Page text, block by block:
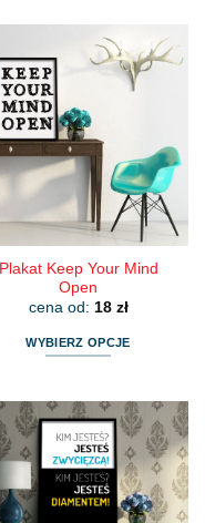
Plakat Keep Your Mind
Open
cena od: 18 zł
WYBIERZ OPCJE
ma
wiele
wariantów.
Opcje
można